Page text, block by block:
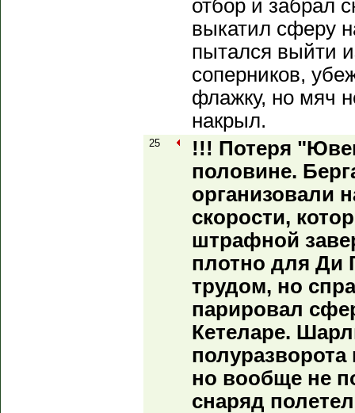
отбор и забрал
выкатил сферу
пытался выйти
соперников,
флажку, но мяч
накрыл.
25
!!! Потеря
половине.
организовали
скорости,
штрафной
плотно для Ди
трудом, но
парировал
Кетеларе.
но вообще не
снаряд